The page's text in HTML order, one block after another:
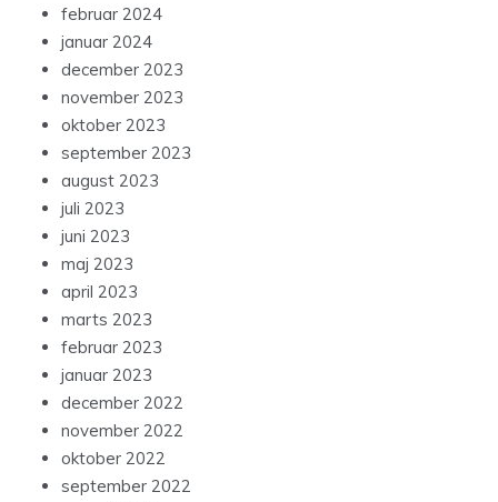
februar 2024
januar 2024
december 2023
november 2023
oktober 2023
september 2023
august 2023
juli 2023
juni 2023
maj 2023
april 2023
marts 2023
februar 2023
januar 2023
december 2022
november 2022
oktober 2022
september 2022